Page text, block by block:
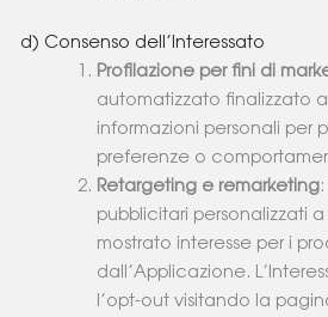
d) Consenso dell’Interessato
Profilazione per fini di
automatizzato finalizzato
informazioni personali per
preferenze o
Retargeting e remarketing:
pubblicitari personalizzati
mostrato interesse per i
dall’Applicazione.
l’opt-out visitando la